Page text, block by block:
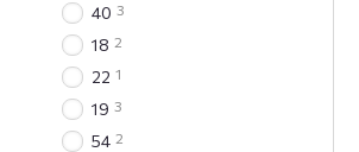
40 3
18 2
22 1
19 3
54 2